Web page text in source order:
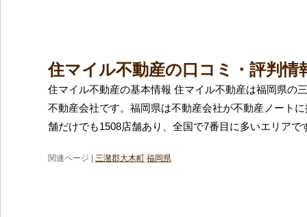
住マイル不動産の口コミ・評判情
住マイル不動産の基本情報 住マイル不動産は福岡県の
不動産会社です。福岡県は不動産会社が不動産ノート
舗だけでも1508店舗あり、全国で7番目に多いエリアで
関連ページ | 三潴郡大木町 福岡県